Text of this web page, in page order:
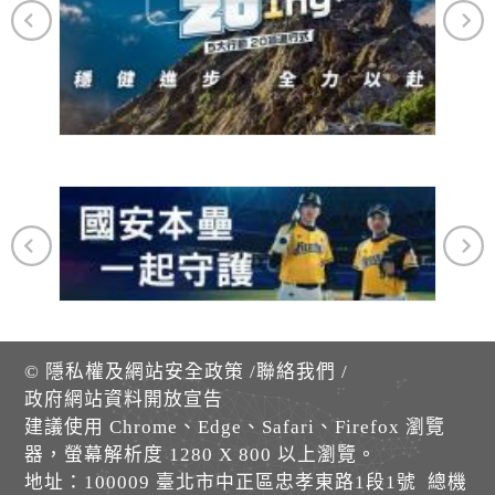
© 隱私權及網站安全政策 /聯絡我們 /
政府網站資料開放宣告
建議使用 Chrome、Edge、Safari、Firefox 瀏覽
器，螢幕解析度 1280 X 800 以上瀏覽。
地址：100009 臺北市中正區忠孝東路1段1號 總機